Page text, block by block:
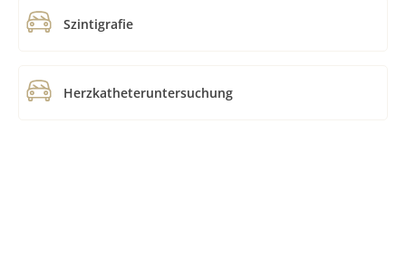
Szintigrafie
Herzkatheteruntersuchung